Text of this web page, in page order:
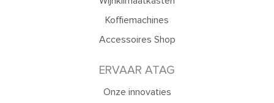
Koffiemachines
Accessoires Shop
ERVAAR ATAG
Onze innovaties